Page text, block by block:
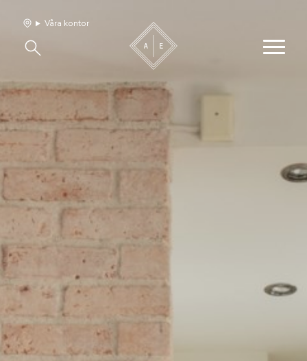
Våra hem
Sälj med oss
Bevakning
Franchise
Om oss
Vårt team
Jobba med oss
Våra kontor